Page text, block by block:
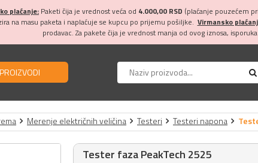
plaćanje: Paketi čija je vrednost veća od 4.000,00 RSD (plaćanje pouzećem
na masu paketa i naplaćuje se kupcu po prijemu pošiljke. Virmansko
prodavac. Za pakete čija je vrednost manja od ovog iznosa,
PROIZVODI
Merenje električnih veličina Testeri Testeri napona
Tester faza PeakTech 2525